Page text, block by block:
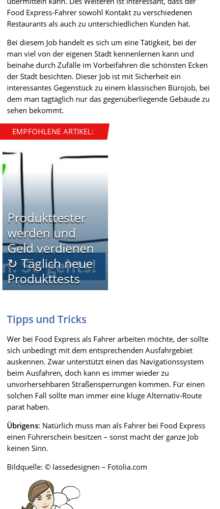
Food Express-Fahrer sowohl Kontakt zu verschiedenen
Restaurants als auch zu unterschiedlichen Kunden hat.
Bei diesem Job handelt es sich um eine Tätigkeit, bei der
man viel von der eigenen Stadt kennenlernen kann und
beinahe durch Zufälle im Vorbeifahren die schönsten Ecken
der Stadt besichten. Dieser Job ist mit Sicherheit ein
interessantes Gegenstück zu einem klassischen Bürojob, bei
dem man tagtäglich nur das gegenüberliegende Gebäude zu
sehen bekommt.
EMPFOHLENE ARTIKEL:
Produkttester
werden und
Geld verdienen
↻ Täglich neue
Produkttests
Tipps und Tricks
Wer bei Food Express als Fahrer arbeiten möchte, der sollte
sich unbedingt mit dem entsprechenden Ausfahrgebiet
auskennen. Zwar unterstützt einen das Navigationssystem
beim Ausfahren, doch kann es immer wieder zu
unvorhersehbaren Straßensperrungen kommen. Für einen
solchen Fall sollte man immer eine kluge Alternativ-Route
parat haben.
Übrigens: Natürlich muss man als Fahrer bei Food Express
einen Führerschein besitzen – sonst macht der ganze Job
keinen Sinn.
Bildquelle: © lassedesignen – Fotolia.com